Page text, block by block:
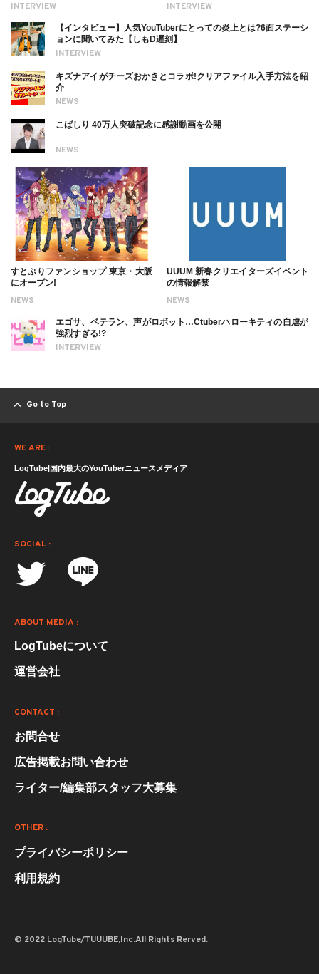
INTERVIEW
ついても
INTERVIEW
INTERVIEW
【インタビュー】人気YouTuberにとっての炎上とは?6面ステーシ
ョンに聞いてみた【しもD遅刻】
NEWS
キズナアイがチーズおかきとコラボ!クリアファイル入手方法を紹
介
NEWS
こばしり 40万人突破記念に感謝動画を公開
NEWS
すとぷりファンショップ 東京・大阪
にオープン!
NEWS
UUUM 新春クリエイターズイベント
の情報解禁
INTERVIEW
エゴサ、ベテラン、声がロボット…Ctuberハローキティの自虐が
強烈すぎる!?
Go to Top
WE ARE :
LogTube|国内最大のYouTuberニュースメディア
SOCIAL :
ABOUT MEDIA :
LogTubeについて
運営会社
CONTACT :
お問合せ
広告掲載お問い合わせ
ライター/編集部スタッフ大募集
OTHER :
プライバシーポリシー
利用規約
© 2022 LogTube/TUUUBE,Inc.All Rights Rerved.